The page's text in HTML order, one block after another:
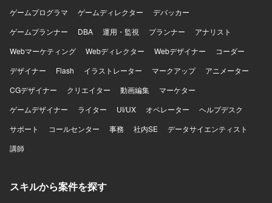
がら開発を進められます。 【開発環境】 フロントエンドは
TypeScript / React.js / Next.js、バックエンドは TypeScript /
Cloud Platform や Terraform を利用し、モバイルは React
Native（Expo）を採用しています。コミュニケーションや
ドキュメント管理には Slack、Notion、Github、Google
Workspace などを利用しています。
ゲームプログラマ
ゲームディレクター
デバッカー
ゲームプランナー
DBA 運用・監視 プランナー
アナリスト
Webマーケティング
Webディレクター Webデザイナー
コーダー
デザイナー
Flash イラストレーター マークアップ
アニメーター
CGデザイナー
クリエイター 動画編集
マーケター
ゲームデザイナー
ライター UI/UX オペレーター
ヘルプデスク
サポート
コールセンター 事務 社内SE
データサイエンティスト
講師
スキルから案件を探す